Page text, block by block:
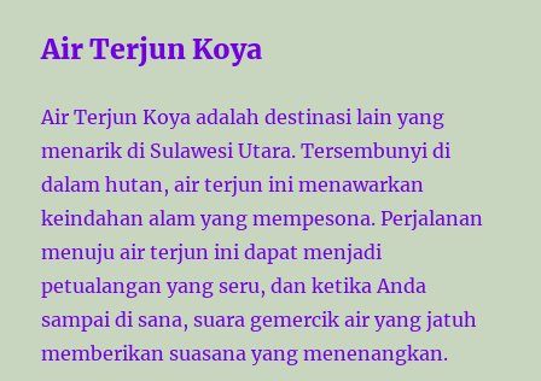
Air Terjun Koya
Air Terjun Koya adalah destinasi lain yang
menarik di Sulawesi Utara. Tersembunyi di
dalam hutan, air terjun ini menawarkan
keindahan alam yang mempesona. Perjalanan
menuju air terjun ini dapat menjadi
petualangan yang seru, dan ketika Anda
sampai di sana, suara gemercik air yang jatuh
memberikan suasana yang menenangkan.